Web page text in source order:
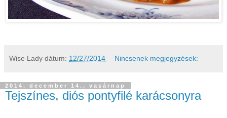
Wise Lady dátum: 12/27/2014 Nincsenek megjegyzések:
2014. december 14., vasárnap
Tejszínes, diós pontyfilé karácsonyra